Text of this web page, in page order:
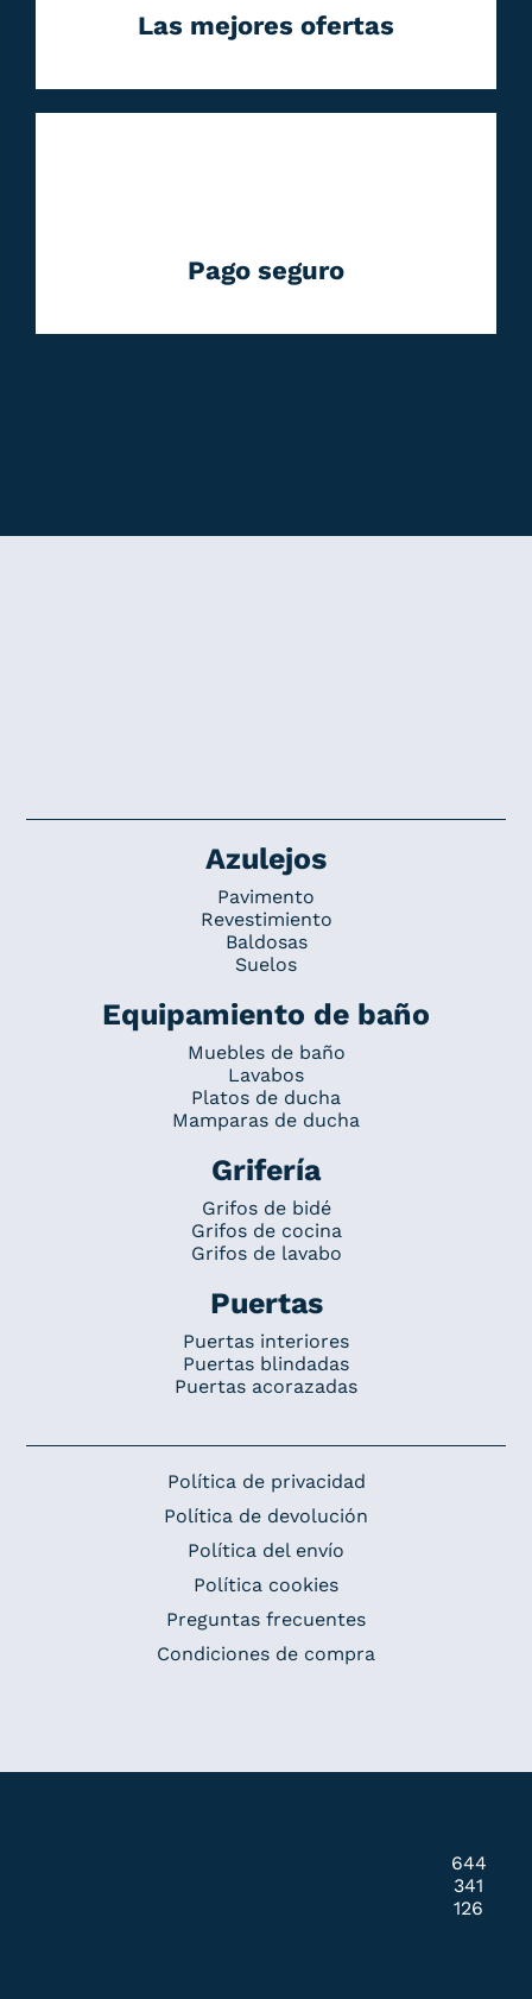
Las mejores ofertas
Pago seguro
Azulejos
Pavimento
Revestimiento
Baldosas
Suelos
Equipamiento de baño
Muebles de baño
Lavabos
Platos de ducha
Mamparas de ducha
Grifería
Grifos de bidé
Grifos de cocina
Grifos de lavabo
Puertas
Puertas interiores
Puertas blindadas
Puertas acorazadas
Política de privacidad
Política de devolución
Política del envío
Política cookies
Preguntas frecuentes
Condiciones de compra
644
341
126